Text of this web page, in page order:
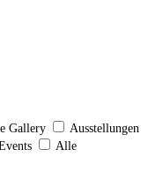
Gallery
Ausstellungen
Alle